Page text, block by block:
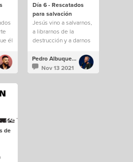
él
Día 6 - Rescatados
para salvación
Jesús vino a salvarnos,
a librarnos de la
destrucción y a darnos
Pedro Albuquerque
Nov 13 2021
de